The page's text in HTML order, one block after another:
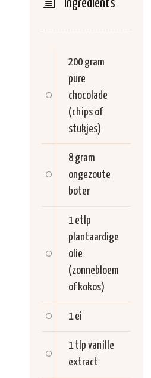
Ingredients
200 gram
pure
chocolade
(chips of
stukjes)
8 gram
ongezoute
boter
1 etlp
plantaardige
olie
(zonnebloem
of kokos)
1 ei
1 tlp vanille
extract